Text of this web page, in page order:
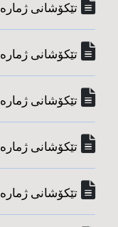
تێکۆشانی ژماره‌ ٣٣٨
تێکۆشانی ژماره‌ ٣٣٧
تێکۆشانی ژماره‌ ٣٣٦
تێکۆشانی ژماره‌ ٣٣٥
تێکۆشانی ژماره‌ ٣٣٤